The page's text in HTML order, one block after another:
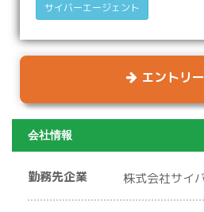
サイバーエージェント
エントリ
会社情報
勤務先企業 株式会社サイ